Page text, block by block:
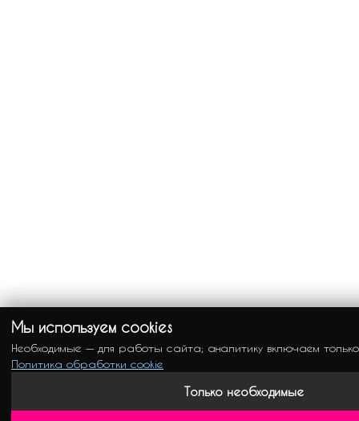
Мы используем cookies
Необходимые — для работы сайта; аналитику включаем
Политика обработки cookie
Только необходимые